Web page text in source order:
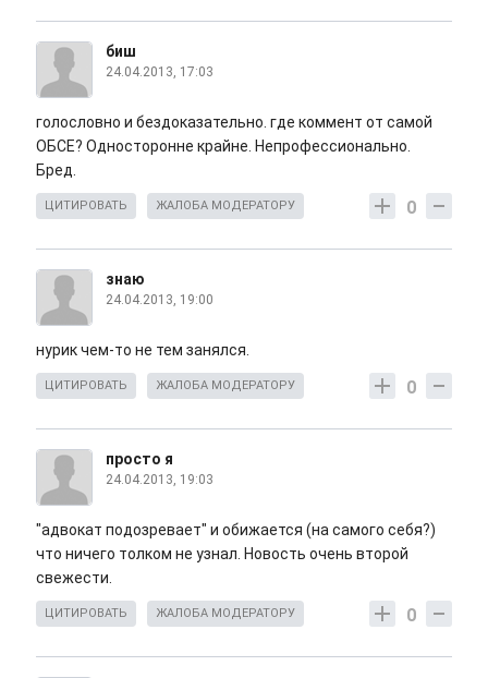
биш
24.04.2013, 17:03
голословно и бездоказательно. где коммент от самой
ОБСЕ? Односторонне крайне. Непрофессионально.
Бред.
0
ЦИТИРОВАТЬ ЖАЛОБА МОДЕРАТОРУ
знаю
24.04.2013, 19:00
нурик чем-то не тем занялся.
0
ЦИТИРОВАТЬ ЖАЛОБА МОДЕРАТОРУ
просто я
24.04.2013, 19:03
"адвокат подозревает" и обижается (на самого себя?)
что ничего толком не узнал. Новость очень второй
свежести.
0
ЦИТИРОВАТЬ ЖАЛОБА МОДЕРАТОРУ